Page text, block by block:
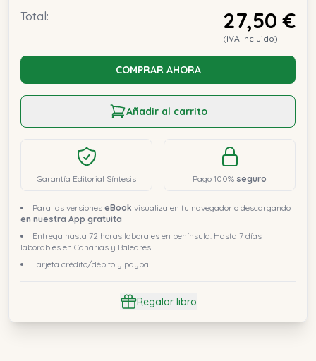
Total: 27,50 €
(IVA Incluido)
COMPRAR AHORA
Añadir al carrito
Garantía Editorial Síntesis Pago 100% seguro
Para las versiones eBook visualiza en tu navegador o descargando
en nuestra App gratuita
Entrega hasta 72 horas laborales en península. Hasta 7 días
laborables en Canarias y Baleares
Tarjeta crédito/débito y paypal
Regalar libro